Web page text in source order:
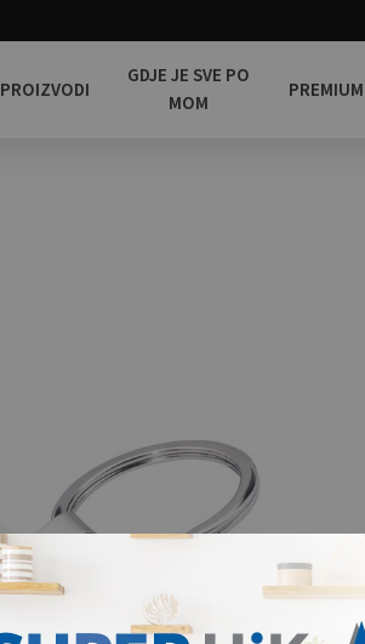
PROIZVODI
GDJE JE SVE PO
MOM
PREMIUM